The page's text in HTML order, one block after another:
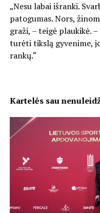
„Nesu labai išranki.
patogumas. Nors,
graži, – teigė plaukikė.
turėti tikslą gyvenime,
rankų.“
Kartelės sau